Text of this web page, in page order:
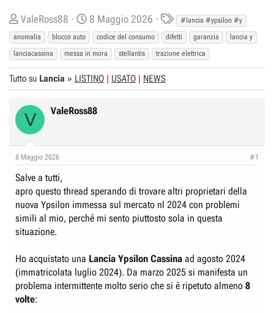
C
r
e
a
t
o
r
D
i
c
u
s
s
o
n
e
ValeRoss88
D
a
t
a
d
i
I
8 Maggio 2026
T
a
g
s
#lancia #ypsilon #y
anomalia
blocco auto codice del consumo difetti garanzia
lancia y
lanciacassina
messa in mora stellantis trazione elettrica
Tutto su Lancia » LISTINO USATO NEWS
V ValeRoss88
8 Maggio 2026 #1
Salve a tutti,
apro questo thread sperando di trovare altri proprietari della
nuova Ypsilon immessa sul mercato nl 2024 con problemi
simili al mio, perché mi sento piuttosto sola in questa
situazione.
Ho acquistato una Lancia Ypsilon Cassina ad agosto 2024
(immatricolata luglio 2024). Da marzo 2025 si manifesta un
problema intermittente molto serio che si è ripetuto almeno 8
volte: